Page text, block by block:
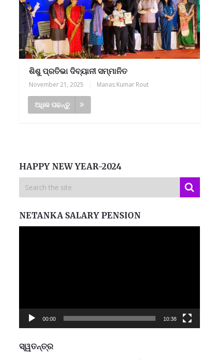
ଶିଶୁ ପ୍ରତିଭା ଦିବ୍ୟାନୀ ସମ୍ମାନିତ
November 21, 2025 Manas Kumar Rout
ଅଧିକ ପଢନ୍ତୁ
HAPPY NEW YEAR-2024
NETANKA SALARY PENSION
00:00 10:38
ସ୍ୱତନ୍ତ୍ର